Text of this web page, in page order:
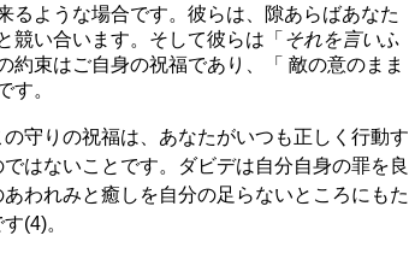
るような場合です。彼らは、隙あらばあなた
競い合います。そして彼らは「 それを言いふ
約束はご自身の祝福であり、「 敵の意のまま
す。
守りの祝福は、あなたがいつも正しく行動す
はないことです。ダビデは自分自身の罪を良
われみと癒しを自分の足らないところにもた
(4)。